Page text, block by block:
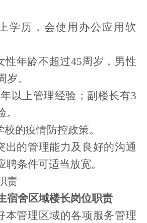
学历，会使用办公应用软
性年龄不超过45周岁，男性
。
以上管理经验；副楼长有3
校的疫情防控政策。
出的管理能力及良好的沟通
聘条件可适当放宽。
责
宿舍区域楼长岗位职责
本管理区域的各项服务管理